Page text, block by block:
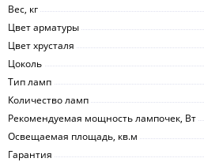
Вес, кг
Цвет арматуры
Цвет хрусталя
Цоколь
Тип ламп
Количество ламп
Рекомендуемая мощность лампочек, Вт
Освещаемая площадь, кв.м
Гарантия